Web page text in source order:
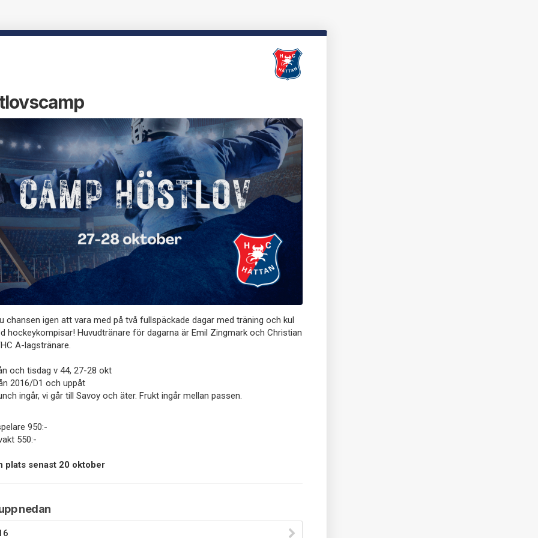
chansen igen att vara med på två fullspäckade dagar med träning och kul
hockeykompisar! Huvudtränare för dagarna är Emil Zingmark och Christian
A-lagstränare.
och tisdag v 44, 27-28 okt
2016/D1 och uppåt
ingår, vi går till Savoy och äter. Frukt ingår mellan passen.
950:-
550:-
plats senast 20 oktober
nedan